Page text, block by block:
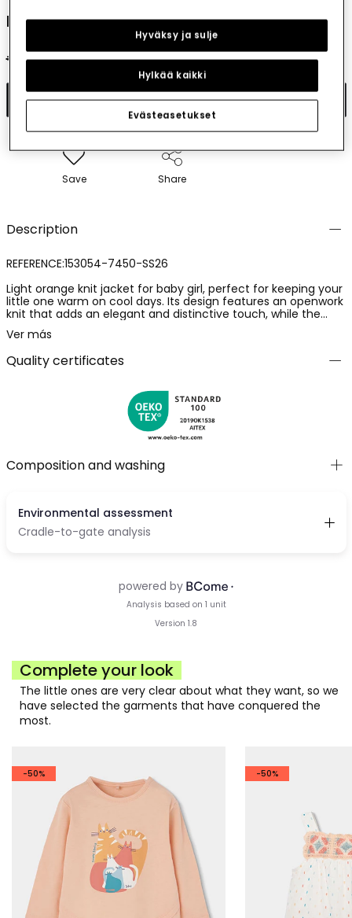
Beige knit baby jacket
€29.95 €14.95
Add to cart
Save Share
Description
REFERENCE:153054-7450-SS26
Light orange knit jacket for baby girl, perfect for keeping your
little one warm on cool days. Its design features an openwork
knit that adds an elegant and distinctive touch, while the
button fastening makes it easy to put on. Made from a soft
and warm material, it is perfect for everyday comfort.
Available in sizes from 1 month to 24 months, it suits different
growth stages. This garment easily pairs with other outfits,
Ver más
Quality certificates
Composition and washing
Complete your look
The little ones are very clear about what they want, so we
have selected the garments that have conquered the
most.
-50% -50%
Evästeasetukset
Hylkää kaikki
Hyväksy ja sulje